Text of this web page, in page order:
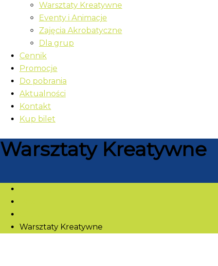
Warsztaty Kreatywne
Eventy i Animacje
Zajęcia Akrobatyczne
Dla grup
Cennik
Promocje
Do pobrania
Aktualności
Kontakt
Kup bilet
Warsztaty Kreatywne
Warsztaty Kreatywne